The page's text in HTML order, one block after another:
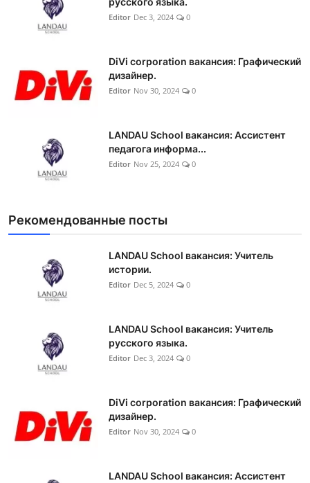
Editor Dec 3, 2024 0
DiVi corporation вакансия: Графический
дизайнер.
Editor Nov 30, 2024 0
LANDAU School вакансия: Ассистент
педагога информа...
Editor Nov 25, 2024 0
Рекомендованные посты
LANDAU School вакансия: Учитель
истории.
Editor Dec 5, 2024 0
LANDAU School вакансия: Учитель
русского языка.
Editor Dec 3, 2024 0
DiVi corporation вакансия: Графический
дизайнер.
Editor Nov 30, 2024 0
LANDAU School вакансия: Ассистент